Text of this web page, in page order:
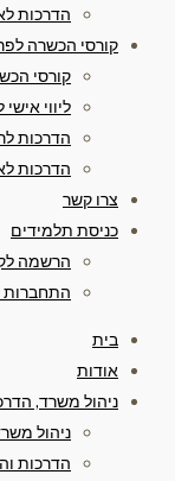
הדרכות
קורסי הכשרה
קורסי
ליווי
הדרכות
הדרכות
צרו קשר
כניסת תלמידים
הרשמה
התחברות
בית
אודות
ניהול משרד,
ניהול
הדרכות